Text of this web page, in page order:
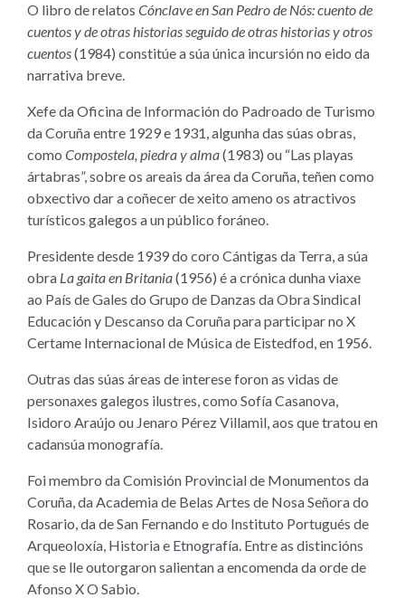
O libro de relatos Cónclave en San Pedro de Nós: cuento de
cuentos y de otras historias seguido de otras historias y otros
cuentos(1984) constitúe a súa única incursión no eido da
narrativa breve.
Xefe da Oficina de Información do Padroado de Turismo
da Coruña entre 1929 e 1931, algunha das súas obras,
como Compostela, piedra y alma(1983) ou “Las playas
ártabras”, sobre os areais da área da Coruña, teñen como
obxectivo dar a coñecer de xeito ameno os atractivos
turísticos galegos a un público foráneo.
Presidente desde 1939 do coro Cántigas da Terra, a súa
obra La gaita en Britania(1956) é a crónica dunha viaxe
ao País de Gales do Grupo de Danzas da Obra Sindical
Educación y Descanso da Coruña para participar no X
Certame Internacional de Música de Eistedfod, en 1956.
Outras das súas áreas de interese foron as vidas de
personaxes galegos ilustres, como Sofía Casanova,
Isidoro Araújo ou Jenaro Pérez Villamil, aos que tratou en
cadansúa monografía.
Foi membro da Comisión Provincial de Monumentos da
Coruña, da Academia de Belas Artes de Nosa Señora do
Rosario, da de San Fernando e do Instituto Portugués de
Arqueoloxía, Historia e Etnografía. Entre as distincións
que se lle outorgaron salientan a encomenda da orde de
Afonso X O Sabio.